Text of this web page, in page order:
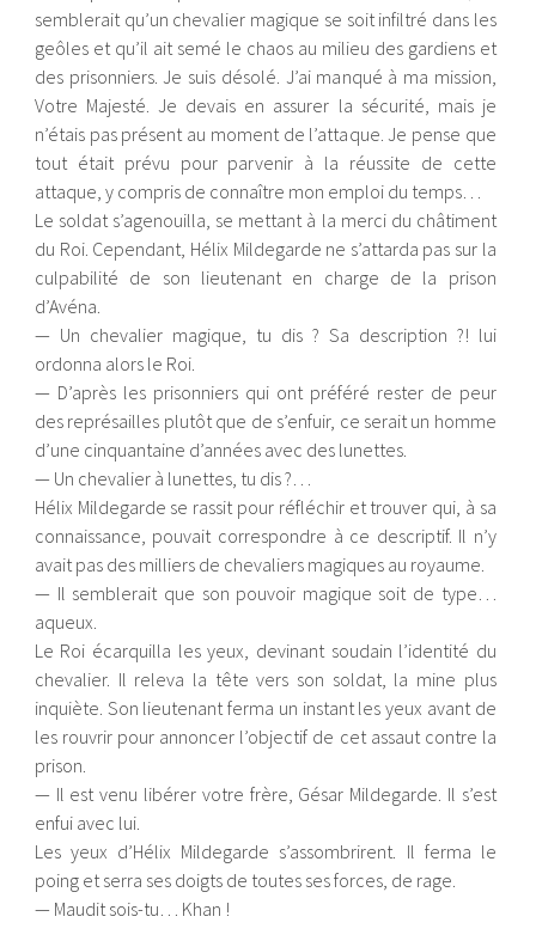
semblerait qu’un chevalier magique se soit infiltré dans les
geôles et qu’il ait semé le chaos au milieu des gardiens et
des prisonniers. Je suis désolé. J’ai manqué à ma mission,
Votre Majesté. Je devais en assurer la sécurité, mais je
n’étais pas présent au moment de l’attaque. Je pense que
tout était prévu pour parvenir à la réussite de cette
attaque, y compris de connaître mon emploi du temps…
Le soldat s’agenouilla, se mettant à la merci du châtiment
du Roi. Cependant, Hélix Mildegarde ne s’attarda pas sur la
culpabilité de son lieutenant en charge de la prison
d’Avéna.
— Un chevalier magique, tu dis ? Sa description ?! lui
ordonna alors le Roi.
— D’après les prisonniers qui ont préféré rester de peur
des représailles plutôt que de s’enfuir, ce serait un homme
d’une cinquantaine d’années avec des lunettes.
— Un chevalier à lunettes, tu dis ?…
Hélix Mildegarde se rassit pour réfléchir et trouver qui, à sa
connaissance, pouvait correspondre à ce descriptif. Il n’y
avait pas des milliers de chevaliers magiques au royaume.
— Il semblerait que son pouvoir magique soit de type…
aqueux.
Le Roi écarquilla les yeux, devinant soudain l’identité du
chevalier. Il releva la tête vers son soldat, la mine plus
inquiète. Son lieutenant ferma un instant les yeux avant de
les rouvrir pour annoncer l’objectif de cet assaut contre la
prison.
— Il est venu libérer votre frère, Gésar Mildegarde. Il s’est
enfui avec lui.
Les yeux d’Hélix Mildegarde s’assombrirent. Il ferma le
poing et serra ses doigts de toutes ses forces, de rage.
— Maudit sois-tu… Khan !